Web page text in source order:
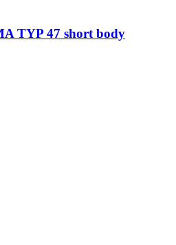
TYP 47 short body